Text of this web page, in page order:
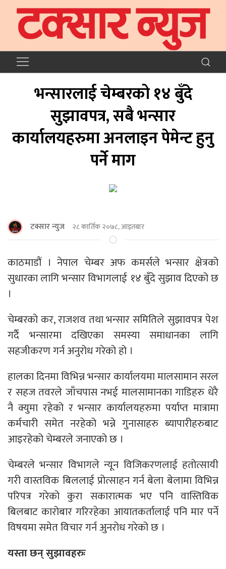
भन्सारलाई चेम्बरको १४ बुँदे
सुझावपत्र, सबै भन्सार
कार्यालयहरुमा अनलाइन पेमेन्ट हुनु
पर्ने माग
टक्सार न्युज २८ कार्तिक २०७८, आइतबार
काठमाडौं । नेपाल चेम्बर अफ कमर्सले भन्सार क्षेत्रको
सुधारका लागि भन्सार विभागलाई १४ बुँदे सुझाव दिएको छ
।
चेम्बरको कर, राजशव तथा भन्सार समितिले सुझावपत्र पेश
गर्दै भन्सारमा दखिएका समस्या समाधानका लागि
सहजीकरण गर्न अनुरोध गरेको हो ।
हालका दिनमा विभिन्न भन्सार कार्यालयमा मालसामान सरल
र सहज तवरले जाँचपास नभई मालसामानका गाडिहरु धेरै
नै क्युमा रहेको र भन्सार कार्यालयहरुमा पर्याप्त मात्रामा
कर्मचारी समेत नरहेको भन्ने गुनासाहरु ब्यापारीहरुबाट
आइरहेको चेम्बरले जनाएको छ ।
चेम्बरले भन्सार विभागले न्यून विजिकरणलाई हतोत्सायी
गरी वास्तविक बिललाई प्रोत्साहन गर्न बेला बेलामा विभिन्न
परिपत्र गरेको कुरा सकारात्मक भए पनि वास्तिविक
बिलबाट कारोबार गरिरहेका आयातकर्तालाई पनि मार पर्ने
विषयमा समेत विचार गर्न अुनरोध गरेको छ ।
यस्ता छन् सुझावहरुः